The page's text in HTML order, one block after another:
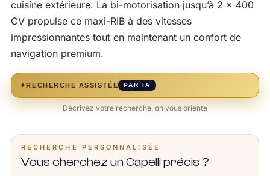
cuisine extérieure. La bi-motorisation jusqu’à 2 × 400
CV propulse ce maxi-RIB à des vitesses
impressionnantes tout en maintenant un confort de
navigation premium.
✦RECHERCHE ASSISTÉE PAR IA
Décrivez votre recherche, on vous oriente
RECHERCHE PERSONNALISÉE
Vous cherchez un Capelli précis ?